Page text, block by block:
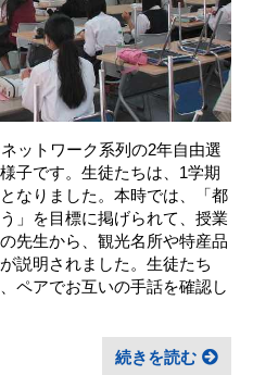
ットワーク系列の2年自由選
子です。生徒たちは、1学期
なりました。本時では、「都
」を目標に掲げられて、授業
先生から、観光名所や特産品
説明されました。生徒たち
ペアでお互いの手話を確認し
続きを読む